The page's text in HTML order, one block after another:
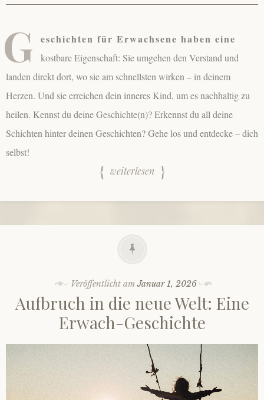
G eschichten für Erwachsene haben eine
kostbare Eigenschaft: Sie umgehen den Verstand und
landen direkt dort, wo sie am schnellsten wirken – in deinem
Herzen. Und sie erreichen dein inneres Kind, um es nachhaltig zu
heilen. Kennst du deine Geschichte(n)? Erkennst du all deine
Schichten hinter deinen Geschichten? Gehe los und entdecke – dich
selbst!
weiterlesen
Veröffentlicht amJanuar 1, 2026
Aufbruch in die neue Welt: Eine
Erwach-Geschichte